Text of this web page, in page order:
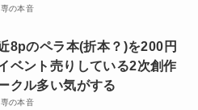
の本音
8pのペラ本(折本？)を200円
ベント売りしている2次創作
クル多い気がする
の本音